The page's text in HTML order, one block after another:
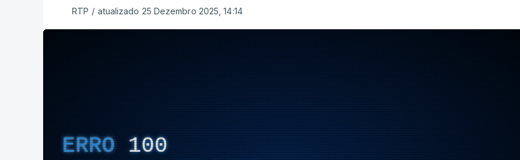
RTP / atualizado 25 Dezembro 2025, 14:14
ERRO 100